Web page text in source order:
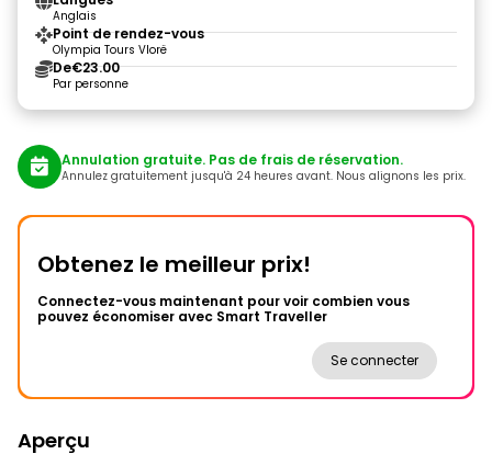
Anglais
Point de rendez-vous
Olympia Tours Vlorë
De€23.00
Par personne
Annulation gratuite. Pas de frais de réservation.
Annulez gratuitement jusqu'à 24 heures avant. Nous alignons les prix.
Obtenez le meilleur prix!
Connectez-vous maintenant pour voir combien vous
pouvez économiser avec Smart Traveller
Se connecter
Aperçu